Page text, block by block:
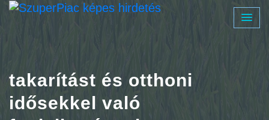
takarítást és otthoni
idősekkel való